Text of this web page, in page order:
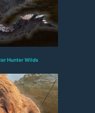
Hunter Wilds